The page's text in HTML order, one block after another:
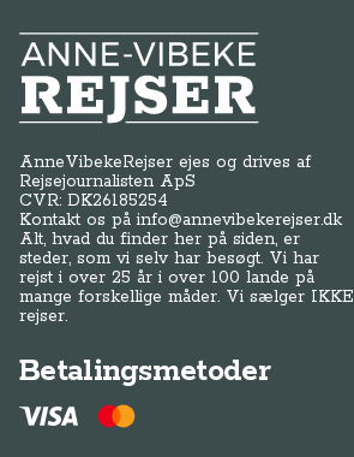
Anne-Vibeke Rejser
AnneVibekeRejser ejes og drives af
Rejsejournalisten ApS
CVR: DK26185254
Kontakt os påinfo@annevibekerejser.dk
Alt, hvad du finder her på siden, er
steder, som vi selv har besøgt. Vi har
rejst i over 25 år i over 100 lande på
mange forskellige måder. Vi sælger IKKE
rejser.
Betalingsmetoder